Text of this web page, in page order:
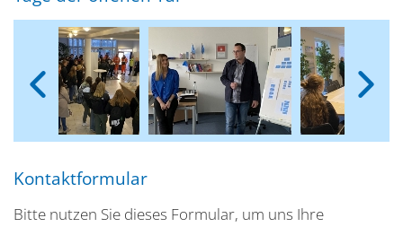
Kontaktformular
Bitte nutzen Sie dieses Formular, um uns Ihre